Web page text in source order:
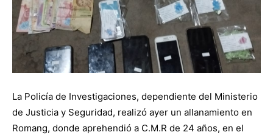
La Policía de Investigaciones, dependiente del Ministerio
de Justicia y Seguridad, realizó ayer un allanamiento en
Romang, donde aprehendió a C.M.R de 24 años, en el